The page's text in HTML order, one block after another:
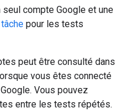
seul compte Google et une
pour les tests
peut être consulté dans
lorsque vous êtes connecté
Vous pouvez
entre les tests répétés.